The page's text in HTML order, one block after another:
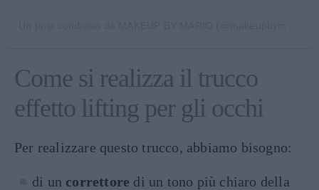
Come si realizza il trucco
effetto lifting per gli occhi
Per realizzare questo trucco, abbiamo bisogno:
di un correttore di un tono più chiaro della